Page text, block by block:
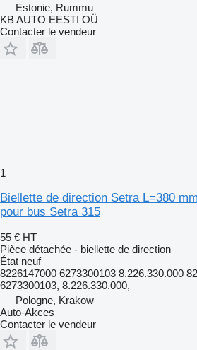
Estonie, Rummu
KB AUTO EESTI OÜ
Contacter le vendeur
1
Biellette de direction Setra L=380
pour bus Setra 315
55 € HT
Pièce détachée - biellette de direction
État neuf
8226147000 6273300103 8.226.330.000
6273300103, 8.226.330.000,
Pologne, Krakow
Auto-Akces
Contacter le vendeur